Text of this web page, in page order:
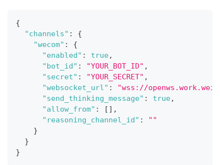
{
"channels" :
{
"wecom" :
{
"enabled" : true,
"bot_id" : "YOUR_BOT_ID" ,
"secret" : "YOUR_SECRET" ,
"websocket_url" :
"wss://
"send_thinking_message" : true,
"allow_from" : [ ] ,
"reasoning_channel_id" :
""
}
}
}